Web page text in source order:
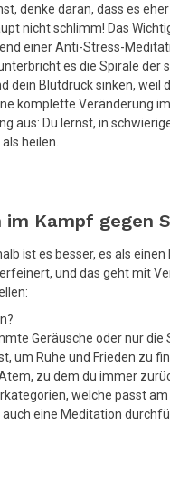
denke daran, dass es
nicht schlimm! Das
einer Anti-Stress-
es die Spirale
Blutdruck sinken,
komplette Veränderung
aus: Du lernst, in
heilen.
Kampf gegen
ist es besser, es als
und das geht mit
Geräusche oder nur die
um Ruhe und Frieden zu
zu dem du immer
welche passt am
eine Meditation